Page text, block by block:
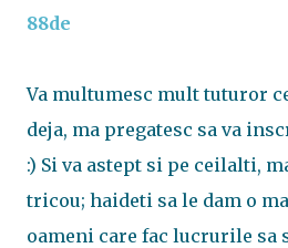
88de
Va multumesc mult tuturor
deja, ma pregatesc sa va
:) Si va astept si pe ceilalti,
tricou; haideti sa le dam o
oameni care fac lucrurile sa